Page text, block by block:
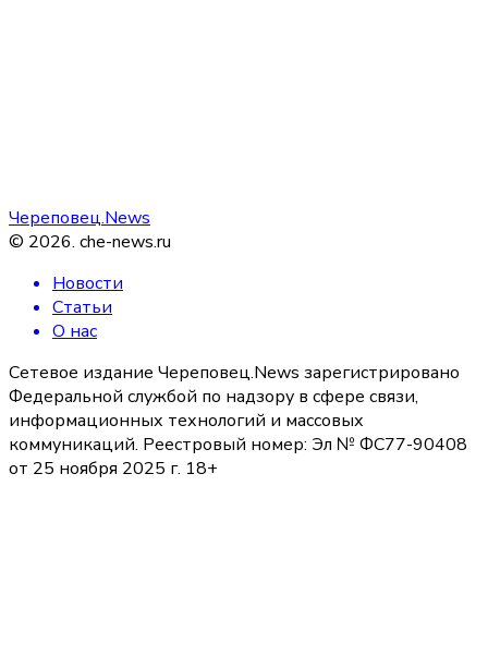
Череповец.News
© 2026. che-news.ru
Новости
Статьи
О нас
Сетевое издание Череповец.News зарегистрировано
Федеральной службой по надзору в сфере связи,
информационных технологий и массовых
коммуникаций. Реестровый номер: Эл № ФС77-90408
от 25 ноября 2025 г. 18+